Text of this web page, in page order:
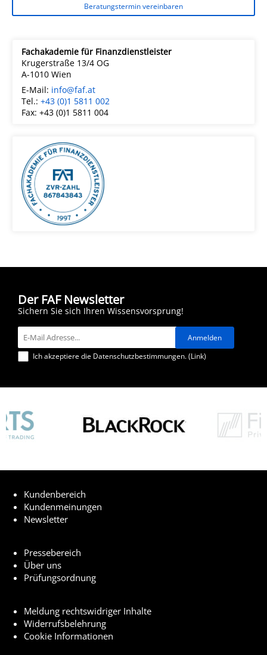
Beratungstermin vereinbaren
Fachakademie für Finanzdienstleister
Krugerstraße 13/4 OG
A-1010 Wien
E-Mail: info@faf.at
Tel.: +43 (0)1 5811 002
Fax: +43 (0)1 5811 004
Der FAF Newsletter
Sichern Sie sich Ihren Wissensvorsprung!
Ich akzeptiere die Datenschutzbestimmungen. (Link)
Kundenbereich
Kundenmeinungen
Newsletter
Pressebereich
Über uns
Prüfungsordnung
Meldung rechtswidriger Inhalte
Widerrufsbelehrung
Cookie Informationen